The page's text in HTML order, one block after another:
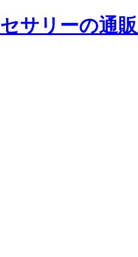
サリーの通